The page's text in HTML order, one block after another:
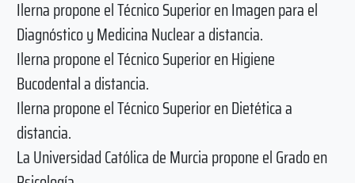
Ilerna propone el Técnico Superior en Imagen para el
Diagnóstico y Medicina Nuclear a distancia.
Ilerna propone el Técnico Superior en Higiene
Bucodental a distancia.
Ilerna propone el Técnico Superior en Dietética a
distancia.
La Universidad Católica de Murcia propone el Grado en